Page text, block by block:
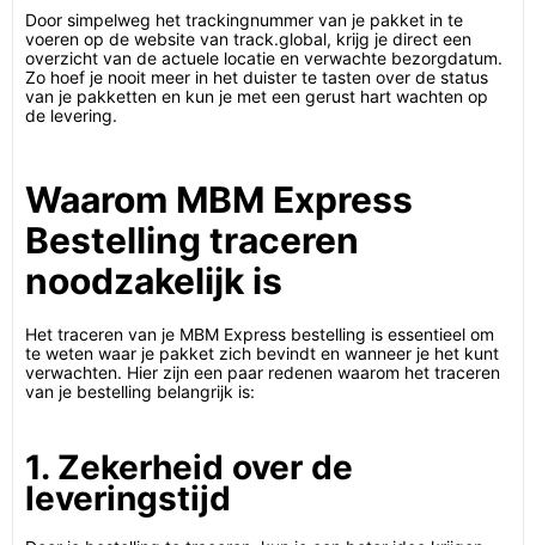
Door simpelweg het trackingnummer van je pakket in te
voeren op de website van track.global, krijg je direct een
overzicht van de actuele locatie en verwachte bezorgdatum.
Zo hoef je nooit meer in het duister te tasten over de status
van je pakketten en kun je met een gerust hart wachten op
de levering.
Waarom MBM Express
Bestelling traceren
noodzakelijk is
Het traceren van je MBM Express bestelling is essentieel om
te weten waar je pakket zich bevindt en wanneer je het kunt
verwachten. Hier zijn een paar redenen waarom het traceren
van je bestelling belangrijk is:
1. Zekerheid over de
leveringstijd